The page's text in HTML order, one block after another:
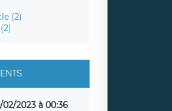
(2)
02/2023 à 00:36